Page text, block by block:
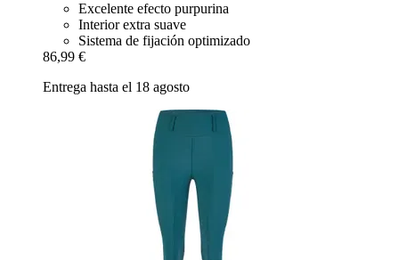
Excelente efecto purpurina
Interior extra suave
Sistema de fijación optimizado
86,99 €
Entrega hasta el 18 agosto